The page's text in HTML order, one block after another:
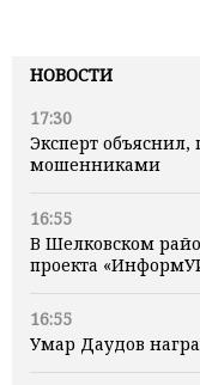
НОВОСТИ
17:30
Эксперт
мошенниками
16:55
В Шелковском
проекта
16:55
Умар Даудов